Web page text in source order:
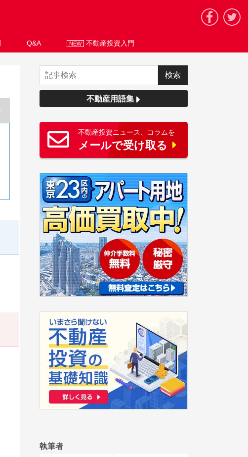
Q&A NEW 不動産投資入門
不動産用語集
不動産投資ニュース、コラムを
メールで受け取る
執筆者